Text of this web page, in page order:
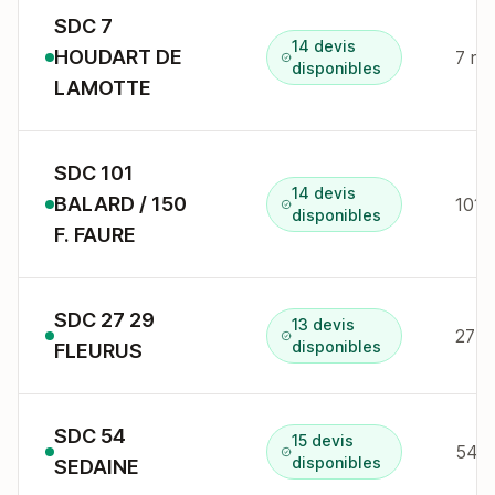
SDC 7
HOUDART DE
LAMOTTE
14 devis
disponibles
7 r
SDC 101
BALARD / 150
F. FAURE
14 devis
disponibles
101
SDC 27 29
FLEURUS
13 devis
disponibles
27-
SDC 54
SEDAINE
15 devis
disponibles
54 r